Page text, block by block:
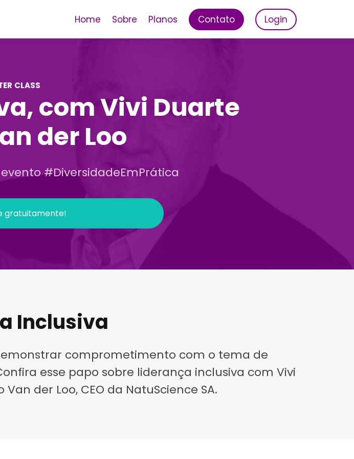
Home Sobre Planos Contato Login
CLASS
com Vivi Duarte
der Loo
#DiversidadeEmPrática
gratuitamente!
Inclusiva
comprometimento com o tema de
esse papo sobre liderança inclusiva com Vivi
der Loo, CEO da NatuScience SA.